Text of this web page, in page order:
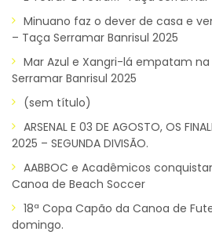
Minuano faz o dever de casa e
– Taça Serramar Banrisul 2025
Mar Azul e Xangri-lá empatam
Serramar Banrisul 2025
(sem título)
ARSENAL E 03 DE AGOSTO, OS
2025 – SEGUNDA DIVISÃO.
AABBOC e Acadêmicos
Canoa de Beach Soccer
18ª Copa Capão da Canoa de
domingo.